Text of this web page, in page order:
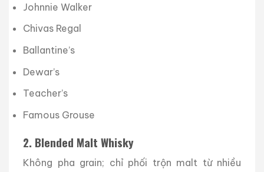
Johnnie Walker
Chivas Regal
Ballantine’s
Dewar’s
Teacher’s
Famous Grouse
2. Blended Malt Whisky
Không pha grain; chỉ phối trộn malt từ nhiều